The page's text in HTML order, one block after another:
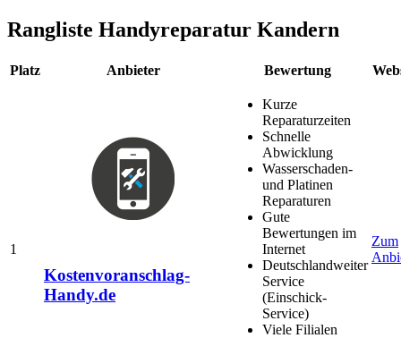
Rangliste Handyreparatur Kandern
Platz Anbieter Bewertung
1
Kostenvoranschlag-
Handy.de
Kurze
Reparaturzeiten
Schnelle
Abwicklung
Wasserschaden-
und Platinen
Reparaturen
Gute
Bewertungen im
Internet
Deutschlandweiter
Service
(Einschick-
Service)
Viele Filialen
Zum